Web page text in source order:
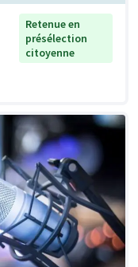
Retenue en
présélection
citoyenne